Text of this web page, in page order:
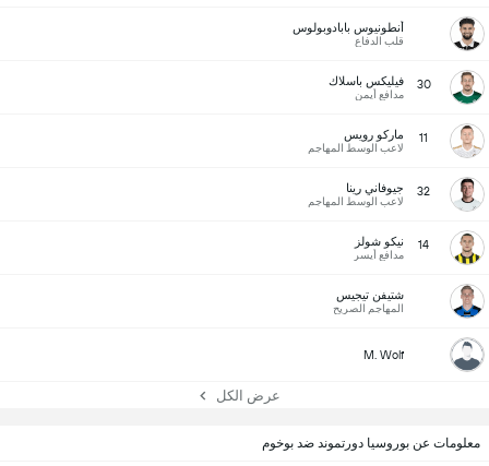
أنطونيوس بابادوبولوس
قلب الدفاع
30 فيليكس باسلاك
مدافع أيمن
11 ماركو رويس
لاعب الوسط المهاجم
32 جيوفاني رينا
لاعب الوسط المهاجم
14 نيكو شولز
مدافع أيسر
شتيفن تيجيس
المهاجم الصريح
M. Wolf
عرض الكل
معلومات عن بوروسيا دورتموند ضد بوخوم